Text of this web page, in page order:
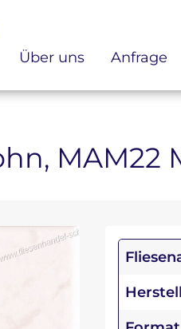
Über uns Anfrage